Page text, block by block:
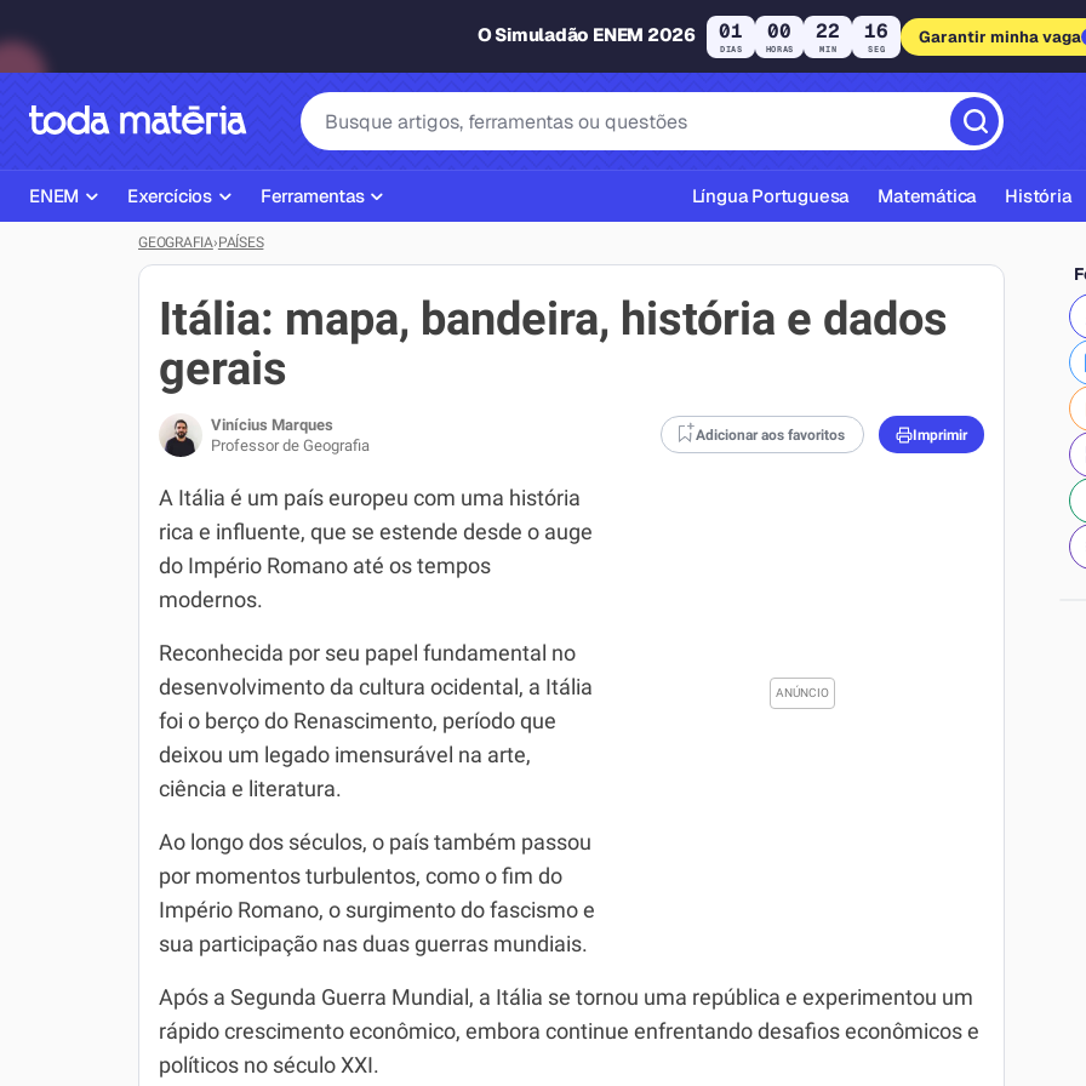
O Simuladão ENEM 2026 01
DIAS
00
HORAS
22
MIN
15
SEG
Garantir minha vaga
ENEM
Página Inicial ENEM
Plano de Estudos
Corretor de Redação
Exercícios ENEM
Simulados ENEM
Exercícios
ENEM
Matemática
História
Biologia
Inglês
Geografia
Todos os Exercícios
Ferramentas
Corretor de Redação
Exercícios
Língua Portuguesa Matemática História
GEOGRAFIA›PAÍSES
Itália: mapa, bandeira, história e dados
gerais
Vinícius Marques
Professor de Geografia
Adicionar aos favoritos Imprimir
A Itália é um país europeu com uma história
rica e influente, que se estende desde o auge
do Império Romano até os tempos
modernos.
Reconhecida por seu papel fundamental no
desenvolvimento da cultura ocidental, a Itália
foi o berço do Renascimento, período que
deixou um legado imensurável na arte,
ciência e literatura.
Ao longo dos séculos, o país também passou
por momentos turbulentos, como o fim do
Império Romano, o surgimento do fascismo e
sua participação nas duas guerras mundiais.
Após a Segunda Guerra Mundial, a Itália se tornou uma república e experimentou um
rápido crescimento econômico, embora continue enfrentando desafios econômicos e
políticos no século XXI.